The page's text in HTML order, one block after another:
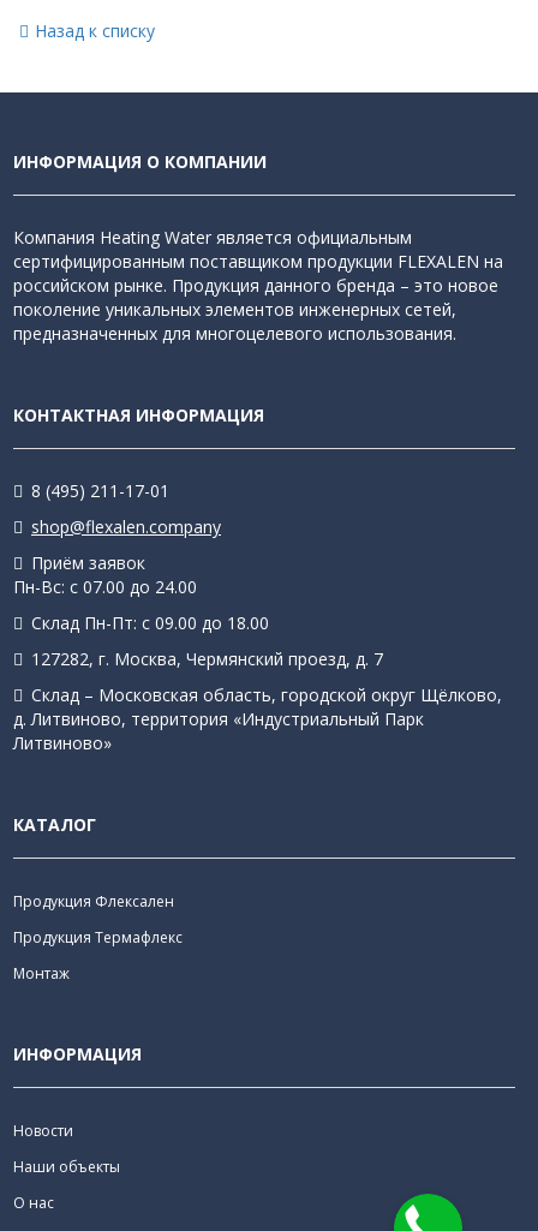
Назад к списку
ИНФОРМАЦИЯ О КОМПАНИИ
Компания Heating Water является официальным
сертифицированным поставщиком продукции FLEXALEN на
российском рынке. Продукция данного бренда – это новое
поколение уникальных элементов инженерных сетей,
предназначенных для многоцелевого использования.
КОНТАКТНАЯ ИНФОРМАЦИЯ
8 (495) 211-17-01
shop@flexalen.company
Приём заявок
Пн-Вс: с 07.00 до 24.00
Склад Пн-Пт: с 09.00 до 18.00
127282, г. Москва, Чермянский проезд, д. 7
Склад – Московская область, городской округ Щёлково,
д. Литвиново, территория «Индустриальный Парк
Литвиново»
КАТАЛОГ
Продукция Флексален
Продукция Термафлекс
Монтаж
ИНФОРМАЦИЯ
Новости
Наши объекты
О нас